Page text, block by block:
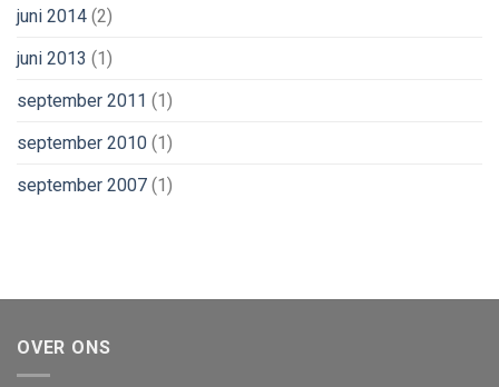
juni 2014 (2)
juni 2013 (1)
september 2011 (1)
september 2010 (1)
september 2007 (1)
OVER ONS